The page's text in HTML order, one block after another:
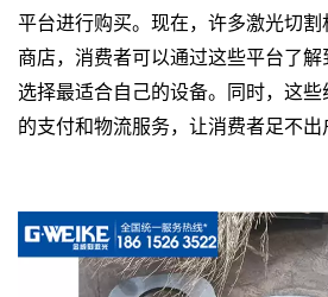
平台进行购买。现在，许多激光切
商店，消费者可以通过这些平台了
选择最适合自己的设备。同时，这
的支付和物流服务，让消费者足不出